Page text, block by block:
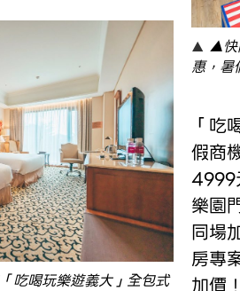
吃喝玩樂遊義大」全包式
▲快
惠，暑
「吃
假商
4999
樂園
同場
房專
加價